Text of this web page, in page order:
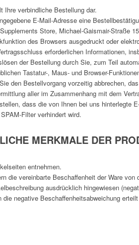
Ihre verbindliche Bestellung dar.
E-Mail-Adresse eine
Store, Michael-Gaismair-Straße
des Browsers ausgedruckt oder
erforderlichen Informationen,
der Bestellung durch Sie, zum Teil
Tastatur-, Maus- und Browser-
den Bestellvorgang vorzeitig abbrechen,
aller im Zusammenhang mit dem
dass die von Ihnen bei uns hinterlegte
Filter verhindert wird.
MERKMALE DER
entnehmen.
die vereinbarte Beschaffenheit der Ware von
ausdrücklich hingewiesen
negative Beschaffenheitsabweichung